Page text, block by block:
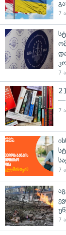
7
7
—
7
7
7